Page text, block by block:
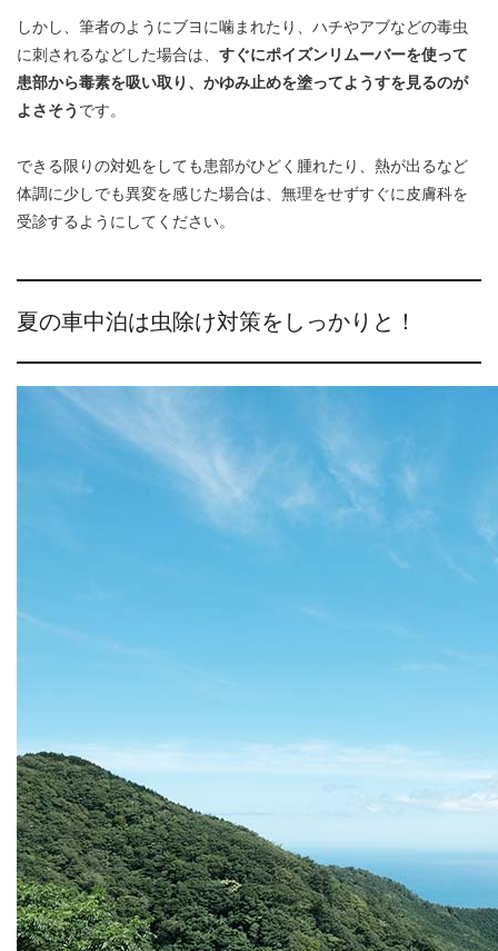
しかし、筆者のようにブヨに噛まれたり、ハチやアブなどの毒虫
に刺されるなどした場合は、 すぐにポイズンリムーバーを使って
患部から毒素を吸い取り、かゆみ止めを塗ってようすを見るのが
よさそう です。
できる限りの対処をしても患部がひどく腫れたり、熱が出るなど
体調に少しでも異変を感じた場合は、無理をせずすぐに皮膚科を
受診するようにしてください。
夏の車中泊は虫除け対策をしっかりと！